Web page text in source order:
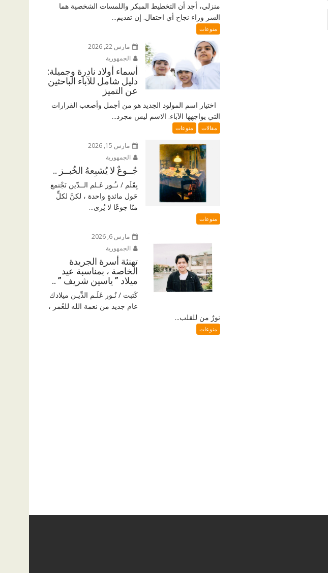
منزلي، أجد أن التخطيط المبكر واللمسات الشخصية هما
السر وراء نجاح أي احتفال. إن تقديم...
منوعات
مارس 22, 2026
الجمهورية
أسماء أولاد نادرة وجميلة:
دليل شامل للآباء الباحثين
عن التميز
اختيار اسم المولود الجديد هو من أجمل وأصعب القرارات
التي يواجهها الآباء. الاسم ليس مجرد...
مقالات منوعات
مارس 15, 2026
الجمهورية
جُــوعٌ لا يُشبِعهُ الخُبــز ..
بِقَلَم / نـُـور عَـلم الــدّين نَجْتمع
حَول مائدةٍ واحدة ، لكنَّ لكلٍّ
منّا جوعًا لا يُرى...
منوعات
مارس 6, 2026
الجمهورية
تهنئة أسرة الجريدة
الخاصة ، بمناسبة عيد
ميلاد ” ياسين شريف ” ..
كَتبت / نُـور عَلَـم الدِّيـن ميلادك
عام جديد من نعمة الله للعُمر ،
نورٌ من للقلب...
منوعات